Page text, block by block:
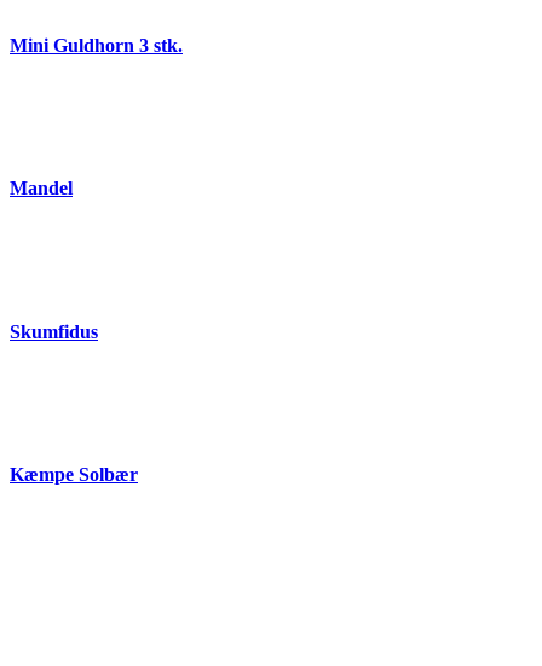
Mini Guldhorn 3 stk.
Mandel
Skumfidus
Kæmpe Solbær